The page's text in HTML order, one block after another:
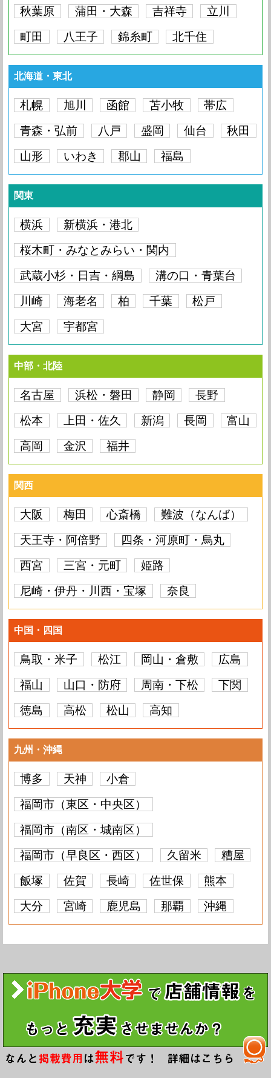
iPhone 13 要問い合わせ
iPhone 12 Pro
Max
19,800円
iPhone 12 Pro 19,800円
iPhone 12 mini 19,800円
iPhone 12 19,800円
iPhone 11 Pro
Max
17,600円
iPhone 11 Pro
iPhone 11 13,200円
iPhone SE（第3世
代）
8,800円
iPhone SE（第2世
iPhone SE
iPhone XR 12,100円
iPhone XS Max 15,400円
iPhone XS
iPhone X
iPhone 8 Plus 8,800円
iPhone 8 8,800円
iPhone 7 Plus 8,800円
iPhone 7 7,700円
iPhone 6S Plus
iPhone 6S 6,600円
iPhone 6 Plus 5,500円
iPhone 6 5,500円
iPhone 5S 5,500円
iPhone 5 要問い合わせ
iPhone 4S 要問い合わせ
iPhone 4 要問い合わせ
iPhone 13 mini 要問い合わせ
iPhone 13 要問い合わせ
iPhone 12 Pro
Max
9,900円
iPhone 12 Pro 9,900円
iPhone 12 mini 9,900円
iPhone 11 Pro
Max
iPhone 11 Pro 9,900円
iPhone 11 8,800円
iPhone SE（第3世
代）
代）
7,700円
iPhone SE 5,500円
iPhone XR 8,800円
iPhone XS Max
iPhone XS
iPhone X 8,800円
iPhone 8 Plus 7,700円
iPhone 8 7,700円
iPhone 7 Plus 7,700円
iPhone 7 7,700円
iPhone 6S Plus 5,500円
iPhone 6S 5,500円
iPhone 6 Plus 5,500円
iPhone 6 5,500円
iPhone 5S 5,500円
iPhone 5 要問い合わせ
iPhone 4S 要問い合わせ
iPhone 4 要問い合わせ
iPhone 13 mini 要問い合わせ
iPhone 13
iPhone 12 Pro
Max
要問い合わせ
iPhone 12 Pro 要問い合わせ
iPhone 12 mini 要問い合わせ
iPhone 12 要問い合わせ
iPhone 11 Pro
Max
要問い合わせ
iPhone 11 Pro 要問い合わせ
iPhone 11 要問い合わせ
iPhone SE（第3世
代）
iPhone SE（第2世
代）
iPhone SE 5,500円
iPhone XR
iPhone XS Max 要問い合わせ
iPhone XS 要問い合わせ
iPhone X 要問い合わせ
iPhone 8 Plus 要問い合わせ
iPhone 8 要問い合わせ
iPhone 7 Plus 要問い合わせ
iPhone 6S Plus 7,700円
iPhone 6S 7,700円
iPhone 6 6,600円
iPhone 5C 要問い合わせ
iPhone 5 要問い合わせ
iPhone 4S 要問い合わせ
iPhone 4 要問い合わせ
iPhone 13 Pro
要問い合わせ
iPhone 13 Pro 要問い合わせ
iPhone 13 mini
iPhone 13 要問い合わせ
iPhone 12 Pro
Max
iPhone 12 Pro 13,200円
iPhone 12 mini 13,200円
iPhone 12
iPhone 11 Pro
Max
13,200円
iPhone 11 Pro 13,200円
iPhone 11
iPhone SE（第3世
代）
iPhone SE（第2世
代）
9,900円
iPhone SE
iPhone XR 9,900円
iPhone XS Max 9,900円
iPhone XS 9,900円
iPhone X 9,900円
iPhone 8 Plus 9,900円
iPhone 8 9,900円
iPhone 7 8,800円
iPhone 6S Plus 7,700円
iPhone 6S 7,700円
iPhone 6 Plus 6,600円
iPhone 6
iPhone 5C 要問い合わせ
iPhone 5 要問い合わせ
iPhone 4S 要問い合わせ
iPhone 14 要問い合わせ
iPhone 13 Pro
Max
要問い合わせ
iPhone 13 Pro
iPhone 13 mini 要問い合わせ
iPhone 13 要問い合わせ
iPhone 12 Pro
Max
iPhone 12 Pro
iPhone 12 mini
iPhone 12 15,400円
Max
17,600円
iPhone 11 Pro
iPhone 11 12,100円
iPhone SE（第3世
代）
12,100円
iPhone SE（第2世
代）
iPhone SE 7,700円
iPhone XS Max 14,300円
iPhone XS 14,300円
iPhone X 12,100円
iPhone 8 Plus 13,200円
iPhone 8 12,100円
iPhone 7 11,000円
iPhone 6S Plus 8,800円
iPhone 6S 8,800円
iPhone 6 Plus
iPhone 5C 要問い合わせ
iPhone 5 要問い合わせ
iPhone 14 Plus 要問い合わせ
iPhone 14 要問い合わせ
iPhone 13 Pro
Max
iPhone 13 Pro 要問い合わせ
iPhone 13 mini 要問い合わせ
iPhone 13 要問い合わせ
iPhone 12 Pro
Max
iPhone 12 Pro
iPhone 12 mini 要問い合わせ
Max
iPhone 11 Pro 要問い合わせ
iPhone SE（第3世
代）
要問い合わせ
iPhone SE（第2世
代）
要問い合わせ
iPhone SE 要問い合わせ
iPhone XS Max 要問い合わせ
iPhone XS 要問い合わせ
iPhone 8 Plus 要問い合わせ
iPhone 7 Plus 要問い合わせ
iPhone 7 要問い合わせ
iPhone 6S Plus
iPhone 6S
iPhone 6 Plus 要問い合わせ
iPhone 5S 要問い合わせ
iPhone 5C 要問い合わせ
iPhone 5 要問い合わせ
iPhone 4 要問い合わせ
iPhone 14 Pro 要問い合わせ
iPhone 14 Plus 要問い合わせ
iPhone 14 要問い合わせ
iPhone 13 Pro
Max
要問い合わせ
iPhone 13 Pro 要問い合わせ
iPhone 13 mini 要問い合わせ
iPhone 13
iPhone 12 Pro
Max
iPhone 12 Pro 要問い合わせ
iPhone 12 mini 要問い合わせ
iPhone 11 Pro
Max
要問い合わせ
iPhone 11 Pro 要問い合わせ
iPhone 11 要問い合わせ
iPhone SE（第3世
代）
iPhone SE（第2世
代）
iPhone XR 要問い合わせ
iPhone XS Max 要問い合わせ
iPhone XS 要問い合わせ
iPhone X 要問い合わせ
iPhone 8 Plus 要問い合わせ
iPhone 7 Plus 要問い合わせ
iPhone 7
iPhone 6S Plus
iPhone 6S 要問い合わせ
iPhone 6 Plus 要問い合わせ
iPhone 5S 要問い合わせ
iPhone 5C 要問い合わせ
iPhone 4S 要問い合わせ
秋葉原
蒲田・大森 吉祥寺
立川
町田
八王子 錦糸町 北千住
北海道・東北
札幌 旭川 函館 苫小牧
帯広
青森・弘前
八戸 盛岡 仙台
秋田
山形
いわき 郡山 福島
関東
横浜
新横浜・港北
桜木町・みなとみらい・関内
武蔵小杉・日吉・綱島
溝の口・青葉台
川崎
海老名 柏 千葉
松戸
大宮
宇都宮
中部・北陸
名古屋 浜松・磐田 静岡
長野
松本
上田・佐久 新潟 長岡
富山
高岡
金沢 福井
関西
大阪 梅田 心斎橋
難波（なんば）
天王寺・阿倍野
四条・河原町・烏丸
西宮
三宮・元町
姫路
尼崎・伊丹・川西・宝塚
奈良
中国・四国
鳥取・米子 松江 岡山・倉敷
広島
福山
山口・防府 周南・下松
下関
徳島
高松 松山 高知
九州・沖縄
博多 天神
小倉
福岡市（東区・中央区）
福岡市（南区・城南区）
福岡市（早良区・西区）
久留米
糟屋
飯塚
佐賀 長崎 佐世保
熊本
大分
宮崎 鹿児島 那覇 沖縄